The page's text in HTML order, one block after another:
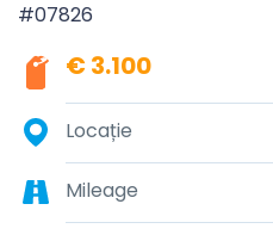
#07826
€ 3.100
Locație
Mileage